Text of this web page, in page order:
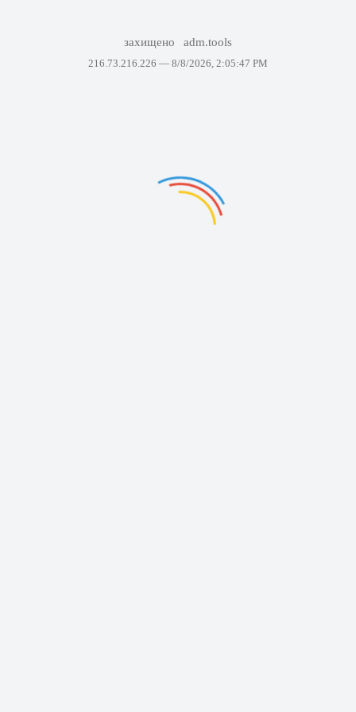
захищено adm.tools
216.73.216.226 — 8/8/2026, 2:05:47 PM